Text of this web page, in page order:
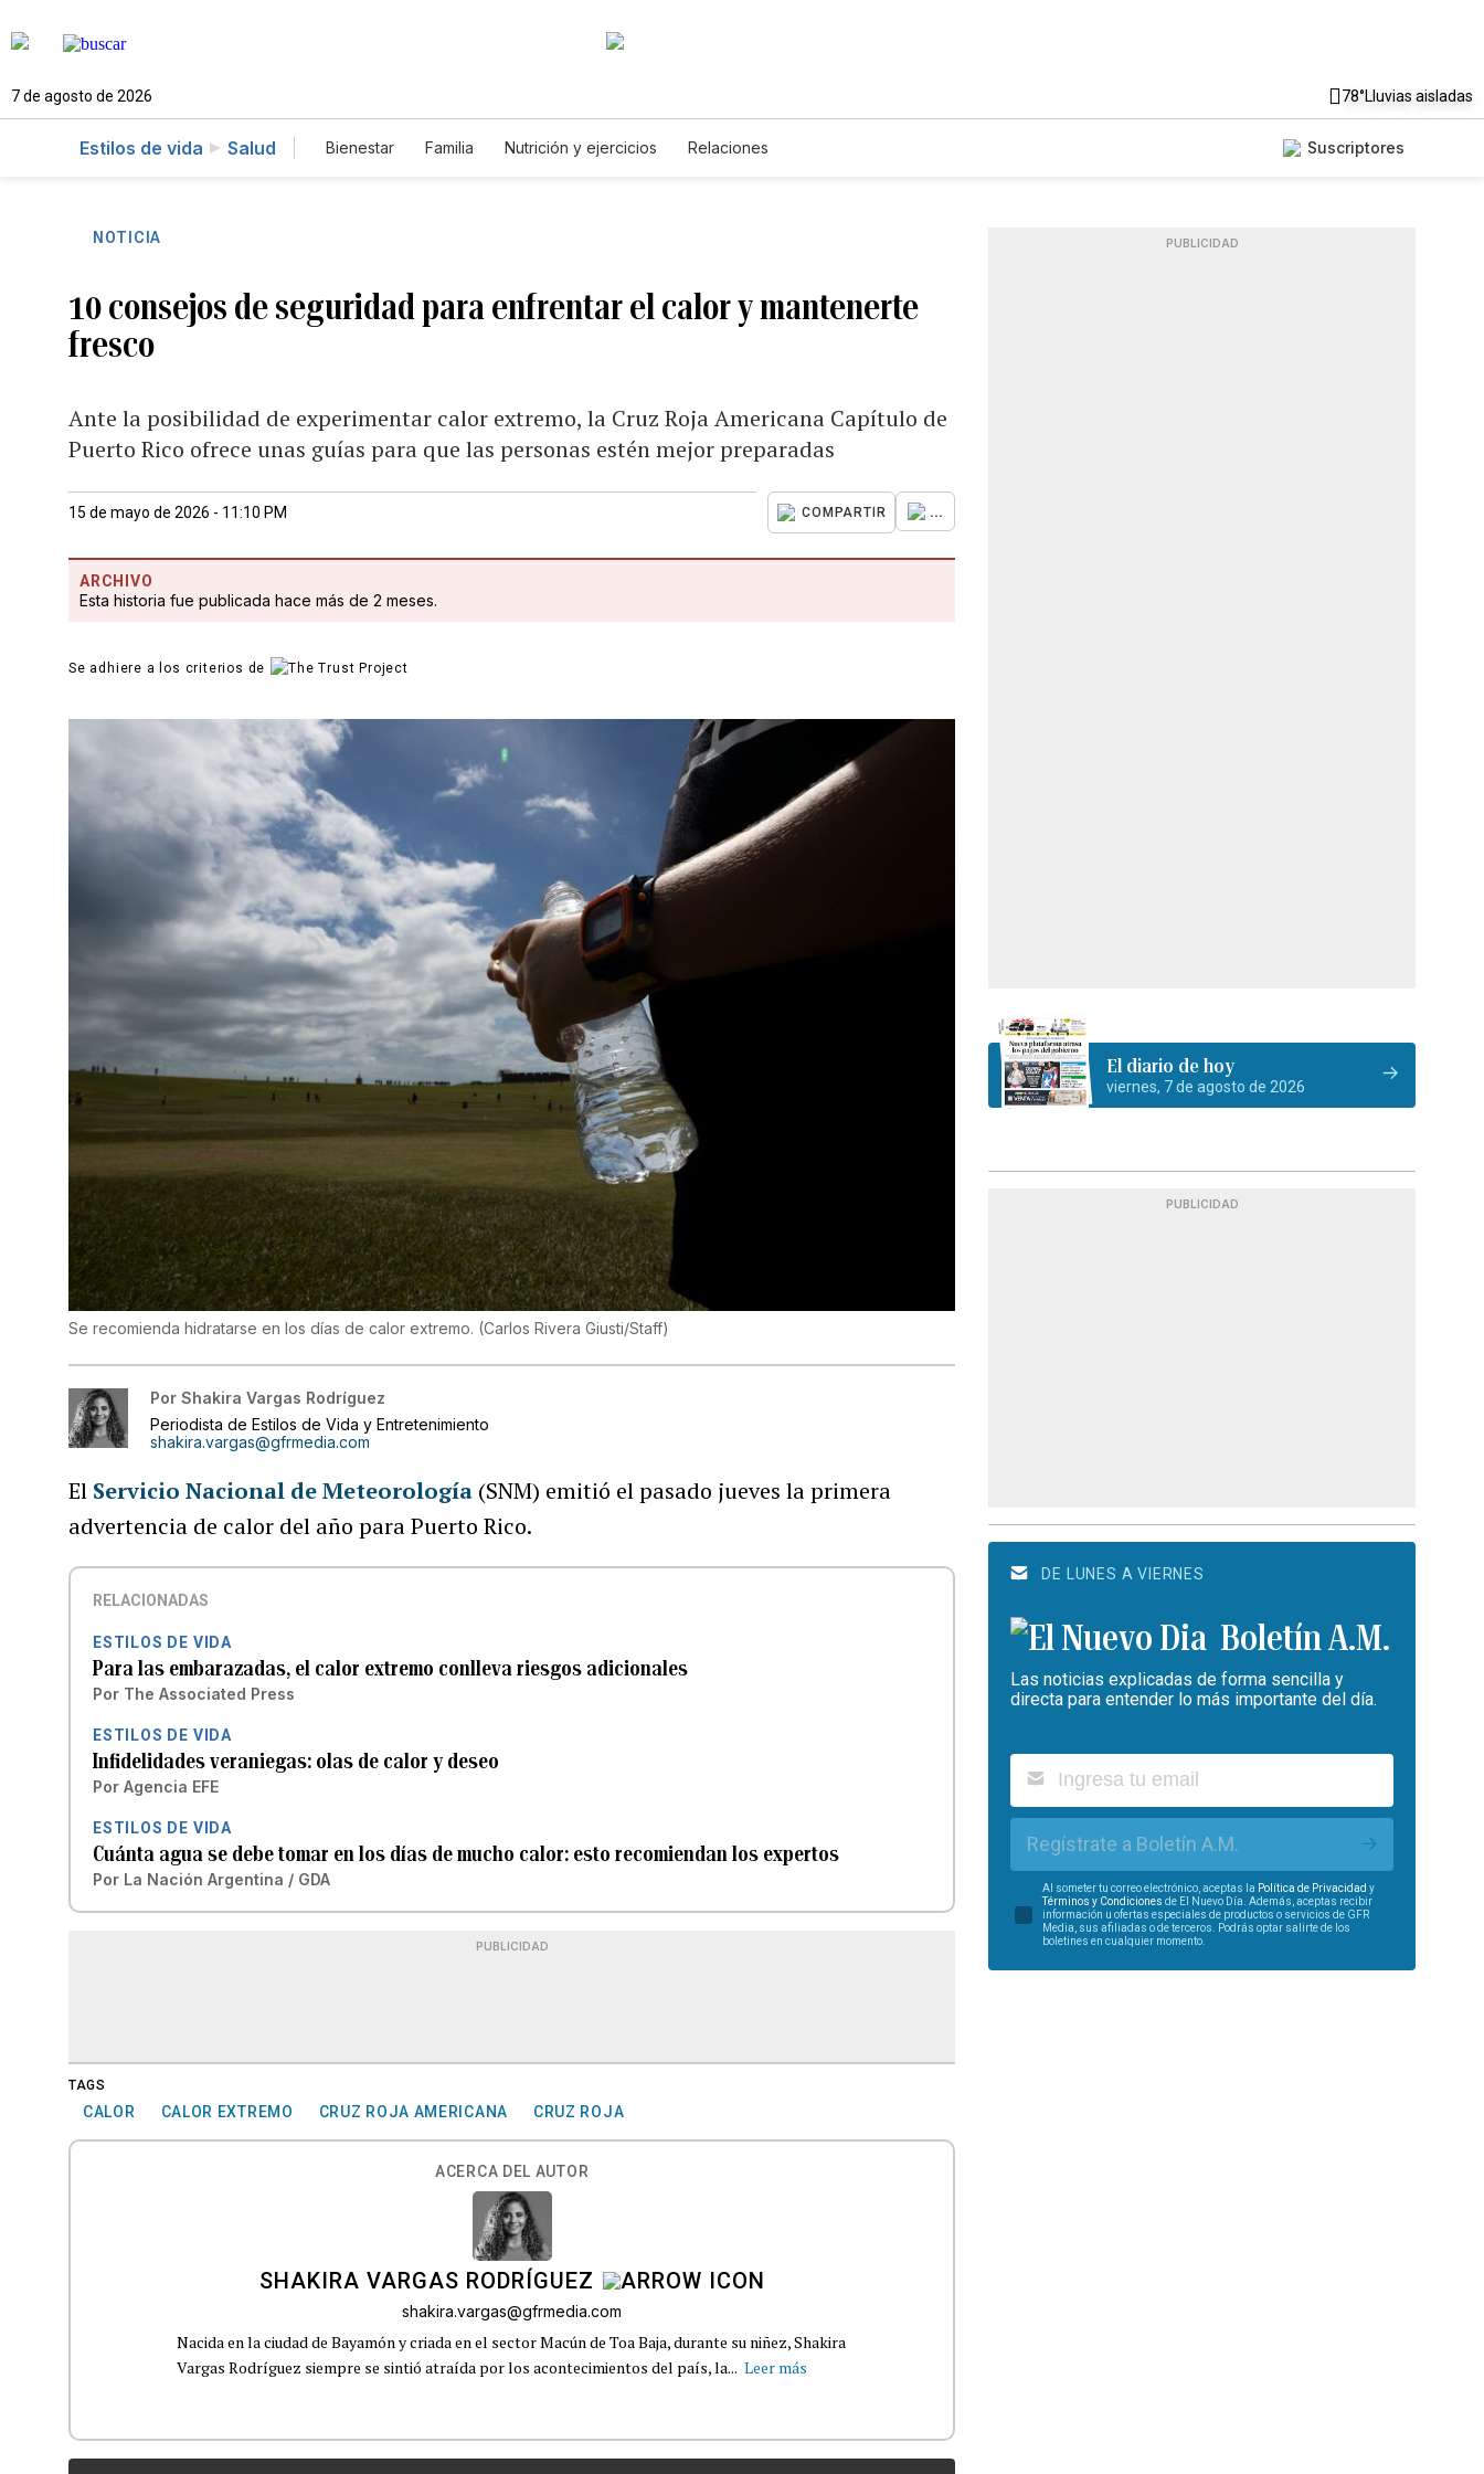
7 de agosto de 2026 78°Lluvias aisladas
Estilos de vida Salud Bienestar Familia Nutrición y ejercicios Relaciones Suscriptores
NOTICIA
10 consejos de seguridad para enfrentar el calor y mantenerte
fresco
Ante la posibilidad de experimentar calor extremo, la Cruz Roja Americana Capítulo de
Puerto Rico ofrece unas guías para que las personas estén mejor preparadas
15 de mayo de 2026 - 11:10 PM COMPARTIR ...
ARCHIVO
Esta historia fue publicada hace más de 2 meses.
Se adhiere a los criterios de
Se recomienda hidratarse en los días de calor extremo. (Carlos Rivera Giusti/Staff)
Por Shakira Vargas Rodríguez
Periodista de Estilos de Vida y Entretenimiento
shakira.vargas@gfrmedia.com
El Servicio Nacional de Meteorología (SNM) emitió el pasado jueves la primera
advertencia de calor del año para Puerto Rico.
RELACIONADAS
ESTILOS DE VIDA
Para las embarazadas, el calor extremo conlleva riesgos adicionales
Por The Associated Press
ESTILOS DE VIDA
Infidelidades veraniegas: olas de calor y deseo
Por Agencia EFE
ESTILOS DE VIDA
Cuánta agua se debe tomar en los días de mucho calor: esto recomiendan los expertos
Por La Nación Argentina / GDA
PUBLICIDAD
TAGS
CALOR CALOR EXTREMO CRUZ ROJA AMERICANA CRUZ ROJA
ACERCA DEL AUTOR
SHAKIRA VARGAS RODRÍGUEZ
shakira.vargas@gfrmedia.com
Nacida en la ciudad de Bayamón y criada en el sector Macún de Toa Baja, durante su niñez, Shakira
Vargas Rodríguez siempre se sintió atraída por los acontecimientos del país, la... Leer más
PUBLICIDAD
El diario de hoy
viernes, 7 de agosto de 2026
PUBLICIDAD
DE LUNES A VIERNES
Boletín A.M.
Las noticias explicadas de forma sencilla y
directa para entender lo más importante del día.
Regístrate a Boletín A.M.
Al someter tu correo electrónico, aceptas la Política de Privacidad y
Términos y Condiciones de El Nuevo Día. Además, aceptas recibir
información u ofertas especiales de productos o servicios de GFR
Media, sus afiliadas o de terceros. Podrás optar salirte de los
boletines en cualquier momento.